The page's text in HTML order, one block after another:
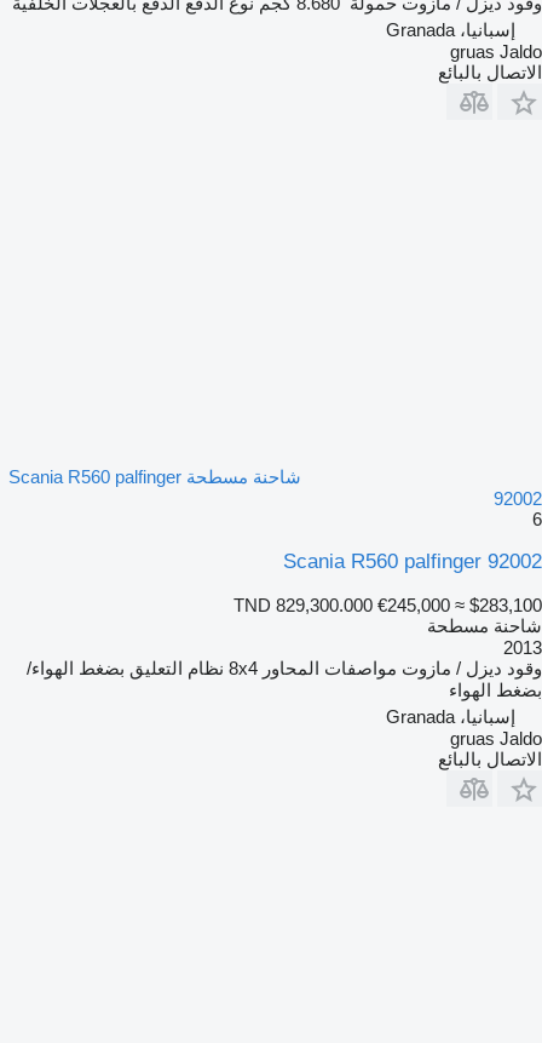
إسبانيا، Granada
gruas Jaldo
الاتصال بالبائع
شاحنة مسطحة Scania R560 palfinger
92002
6
Scania R560 palfinger 92002
TND 829,300.000 €245,000 ≈ $283,100
شاحنة مسطحة
2013
وقود ديزل / مازوت مواصفات المحاور 8x4 نظام التعليق بضغط الهواء/
بضغط الهواء
إسبانيا، Granada
gruas Jaldo
الاتصال بالبائع